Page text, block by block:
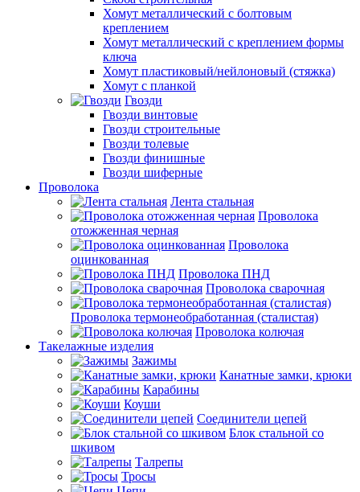
Хомут металлический с болтовым
креплением
Хомут металлический с креплением формы
ключа
Хомут пластиковый/нейлоновый (стяжка)
Хомут с планкой
Гвозди
Гвозди винтовые
Гвозди строительные
Гвозди толевые
Гвозди финишные
Гвозди шиферные
Проволока
Лента стальная
Проволока
отожженная черная
Проволока
оцинкованная
Проволока ПНД
Проволока сварочная
Проволока термонеобработанная (сталистая)
Проволока колючая
Такелажные изделия
Зажимы
Канатные замки, крюки
Карабины
Коуши
Соединители цепей
Блок стальной со
шкивом
Талрепы
Тросы